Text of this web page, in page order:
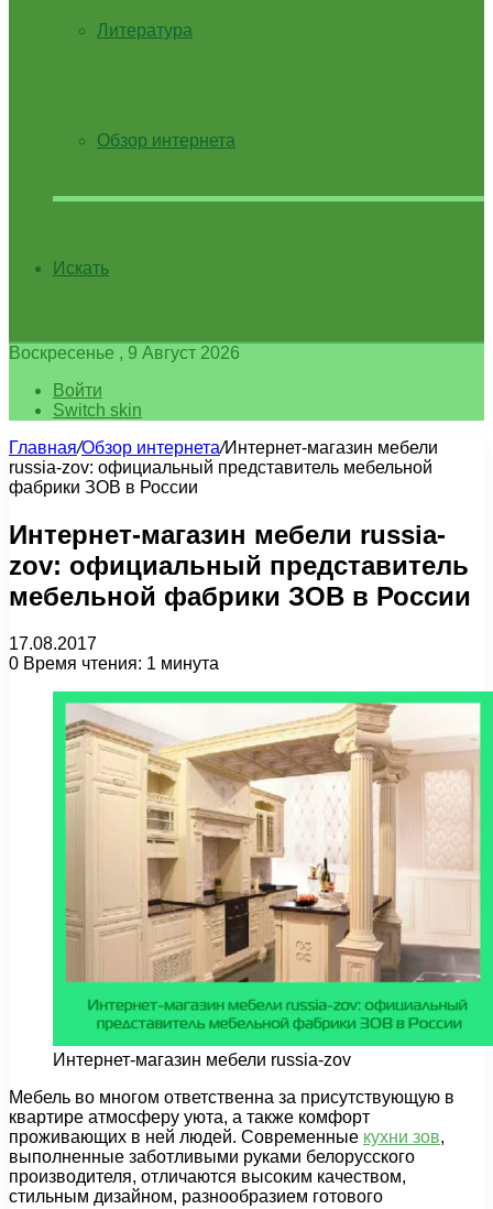
Литература
Обзор интернета
Искать
Воскресенье , 9 Август 2026
Войти
Switch skin
Главная/Обзор интернета/Интернет-магазин мебели
russia-zov: официальный представитель мебельной
фабрики ЗОВ в России
Интернет-магазин мебели russia-
zov: официальный представитель
мебельной фабрики ЗОВ в России
17.08.2017
0 Время чтения: 1 минута
Интернет-магазин мебели russia-zov
Мебель во многом ответственна за присутствующую в
квартире атмосферу уюта, а также комфорт
проживающих в ней людей. Современные кухни зов,
выполненные заботливыми руками белорусского
производителя, отличаются высоким качеством,
стильным дизайном, разнообразием готового